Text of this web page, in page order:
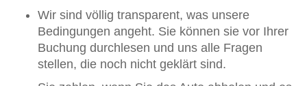
Wir sind völlig transparent, was unsere
Bedingungen angeht. Sie können sie vor Ihrer
Buchung durchlesen und uns alle Fragen
stellen, die noch nicht geklärt sind.